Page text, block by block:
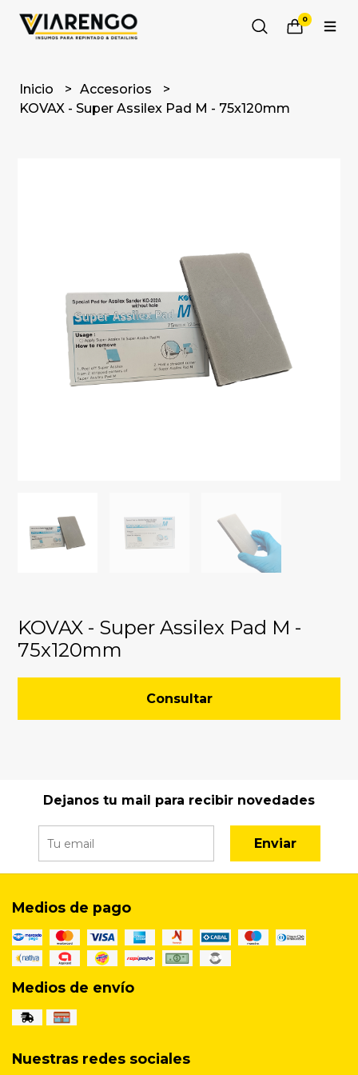
0
Inicio
Accesorios
KOVAX - Super Assilex Pad M - 75x120mm
KOVAX - Super Assilex Pad M -
75x120mm
Consultar
Dejanos tu mail para recibir novedades
Enviar
Medios de pago
Medios de envío
Nuestras redes sociales